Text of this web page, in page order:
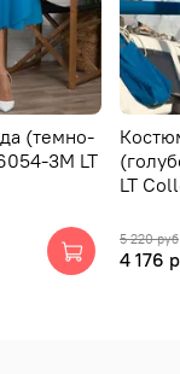
(темно-
3М LT
LT
5 220 руб
4 176